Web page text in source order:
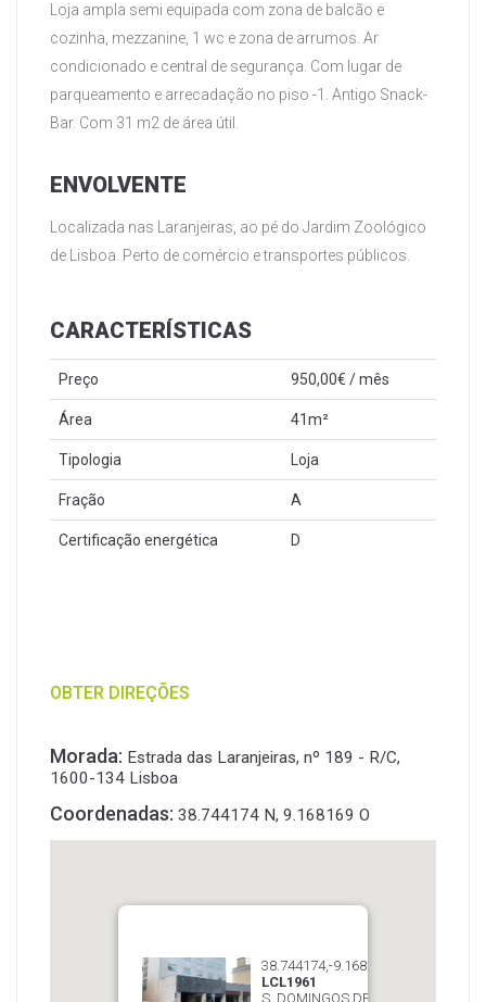
Loja ampla semi equipada com zona de balcão e
cozinha, mezzanine, 1 wc e zona de arrumos. Ar
condicionado e central de segurança. Com lugar de
parqueamento e arrecadação no piso -1. Antigo Snack-
Bar. Com 31 m2 de área útil.
ENVOLVENTE
Localizada nas Laranjeiras, ao pé do Jardim Zoológico
de Lisboa. Perto de comércio e transportes públicos.
CARACTERÍSTICAS
Preço 950,00€ / mês
Área 41m²
Tipologia Loja
Fração A
Certificação energética D
OBTER DIREÇÕES
Morada: Estrada das Laranjeiras, nº 189 - R/C,
1600-134 Lisboa
Coordenadas: 38.744174 N, 9.168169 O
38.744174,-9.168169
LCL1961
S. DOMINGOS DE